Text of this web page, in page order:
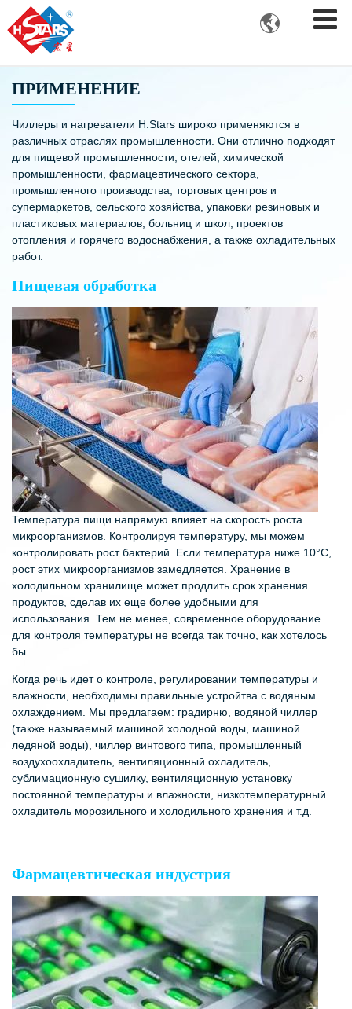

ПРИМЕНЕНИЕ
Чиллеры и нагреватели H.Stars широко применяются в
различных отраслях промышленности. Они отлично подходят
для пищевой промышленности, отелей, химической
промышленности, фармацевтического сектора,
промышленного производства, торговых центров и
супермаркетов, сельского хозяйства, упаковки резиновых и
пластиковых материалов, больниц и школ, проектов
отопления и горячего водоснабжения, а также охладительных
работ.
Пищевая обработка
Температура пищи напрямую влияет на скорость роста
микроорганизмов. Контролируя температуру, мы можем
контролировать рост бактерий. Если температура ниже 10°C,
рост этих микроорганизмов замедляется. Хранение в
холодильном хранилище может продлить срок хранения
продуктов, сделав их еще более удобными для
использования. Тем не менее, современное оборудование
для контроля температуры не всегда так точно, как хотелось
бы.
Когда речь идет о контроле, регулировании температуры и
влажности, необходимы правильные устройтва с водяным
охлаждением. Мы предлагаем: градирню, водяной чиллер
(также называемый машиной холодной воды, машиной
ледяной воды), чиллер винтового типа, промышленный
воздухоохладитель, вентиляционный охладитель,
сублимационную сушилку, вентиляционную установку
постоянной температуры и влажности, низкотемпературный
охладитель морозильного и холодильного хранения и т.д.
Фармацевтическая индустрия